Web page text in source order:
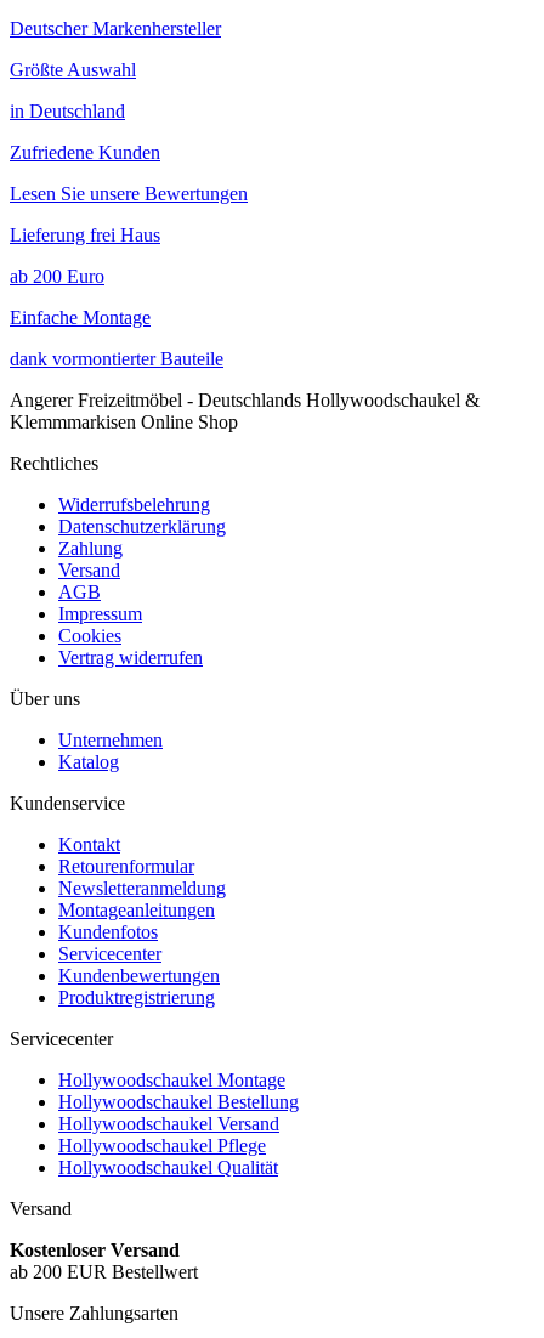
Deutscher Markenhersteller
Größte Auswahl
in Deutschland
Zufriedene Kunden
Lesen Sie unsere Bewertungen
Lieferung frei Haus
ab 200 Euro
Einfache Montage
dank vormontierter Bauteile
Angerer Freizeitmöbel - Deutschlands Hollywoodschaukel &
Klemmmarkisen Online Shop
Rechtliches
Widerrufsbelehrung
Datenschutzerklärung
Zahlung
Versand
AGB
Impressum
Cookies
Vertrag widerrufen
Über uns
Unternehmen
Katalog
Kundenservice
Kontakt
Retourenformular
Newsletteranmeldung
Montageanleitungen
Kundenfotos
Servicecenter
Kundenbewertungen
Produktregistrierung
Servicecenter
Hollywoodschaukel Montage
Hollywoodschaukel Bestellung
Hollywoodschaukel Versand
Hollywoodschaukel Pflege
Hollywoodschaukel Qualität
Versand
Kostenloser Versand
ab 200 EUR Bestellwert
Unsere Zahlungsarten